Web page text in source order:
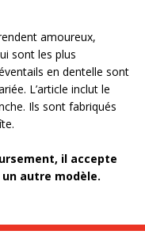
amoureux,
sont les plus
en dentelle sont
L’article inclut le
Ils sont fabriqués
il accepte
autre modèle.